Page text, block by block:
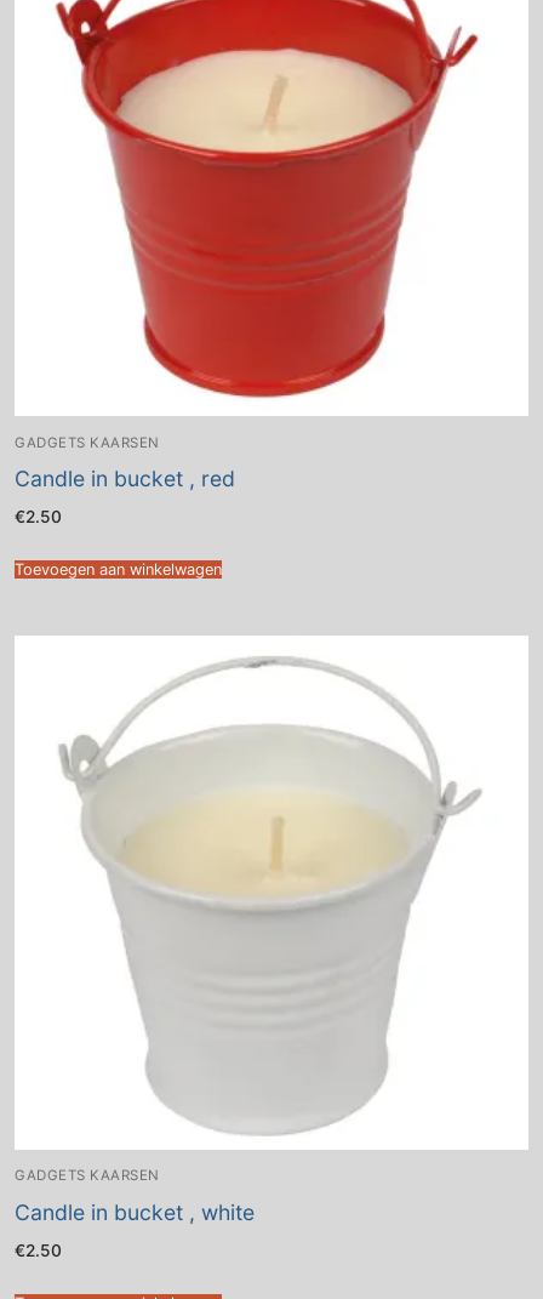
GADGETS KAARSEN
Candle in bucket , red
€2.50
Toevoegen aan winkelwagen
GADGETS KAARSEN
Candle in bucket , white
€2.50